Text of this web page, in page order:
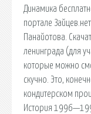
Динамика
портале
Панайотова.
ленинграда (для
которые можно
скучно. Это,
кондитерском
История